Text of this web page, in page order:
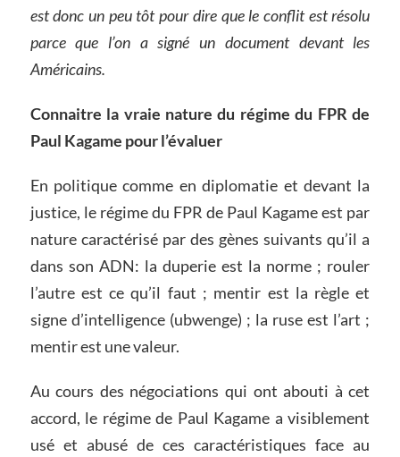
est donc un peu tôt pour dire que le conflit est résolu
parce que l’on a signé un document devant les
Américains.
Connaitre la vraie nature du régime du FPR de
Paul Kagame pour l’évaluer
En politique comme en diplomatie et devant la
justice, le régime du FPR de Paul Kagame est par
nature caractérisé par des gènes suivants qu’il a
dans son ADN: la duperie est la norme ; rouler
l’autre est ce qu’il faut ; mentir est la règle et
signe d’intelligence (ubwenge) ; la ruse est l’art ;
mentir est une valeur.
Au cours des négociations qui ont abouti à cet
accord, le régime de Paul Kagame a visiblement
usé et abusé de ces caractéristiques face au